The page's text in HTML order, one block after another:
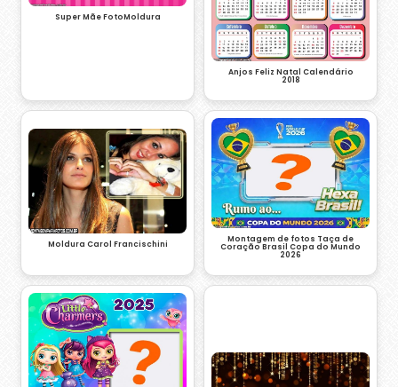
Super Mãe FotoMoldura
Anjos Feliz Natal Calendário
2018
Moldura Carol Francischini Montagem de fotos Taça de
Coração Brasil Copa do Mundo
2026